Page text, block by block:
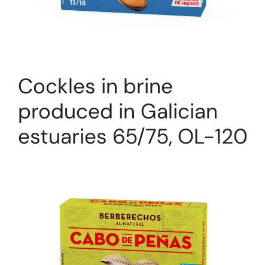
Cockles in brine
produced in Galician
estuaries 65/75, OL-120